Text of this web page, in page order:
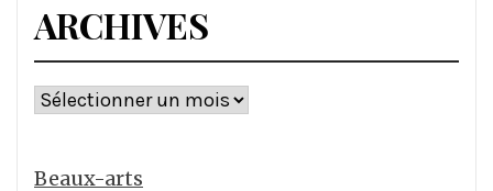
ARCHIVES
Archives
Beaux-arts